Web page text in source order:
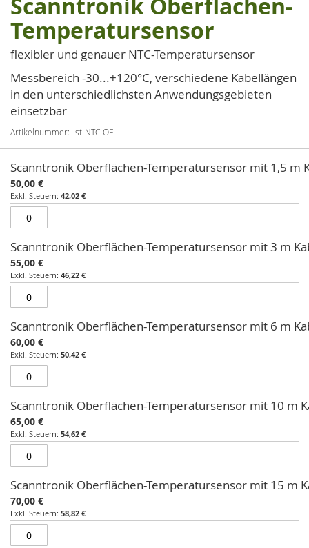
Anfang
der
Bildgalerie
Scanntronik Oberflächen-
Temperatursensor
flexibler und genauer NTC-Temperatursensor
Messbereich -30...+120°C, verschiedene Kabellängen
in den unterschiedlichsten Anwendungsgebieten
einsetzbar
Artikelnummer st-NTC-OFL
für
gruppiertes
Produkt
Scanntronik Oberflächen-Temperatursensor mit 1,5 m
50,00 €
42,02 €
Scanntronik Oberflächen-Temperatursensor mit 3 m
55,00 €
46,22 €
Scanntronik Oberflächen-Temperatursensor mit 6 m
60,00 €
50,42 €
Scanntronik Oberflächen-Temperatursensor mit 10 m
65,00 €
54,62 €
Scanntronik Oberflächen-Temperatursensor mit 15 m
70,00 €
58,82 €